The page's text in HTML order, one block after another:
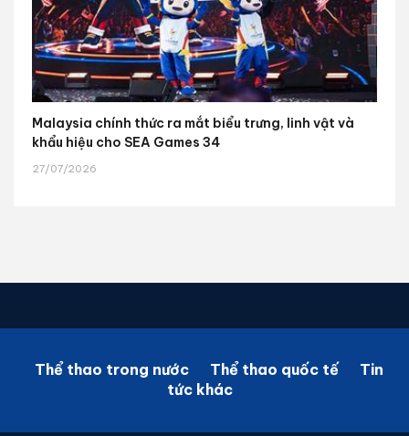
Malaysia chính thức ra mắt biểu trưng, linh vật và
khẩu hiệu cho SEA Games 34
27/07/2026
Thể thao trong nước Thể thao quốc tế
Tin
tức khác